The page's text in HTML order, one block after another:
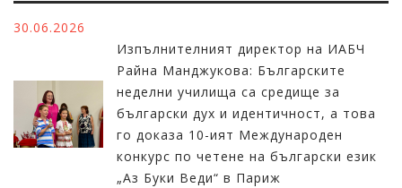
30.06.2026
Изпълнителният директор на ИАБЧ
Райна Манджукова: Българските
неделни училища са средище за
български дух и идентичност, а това
го доказа 10-ият Международен
конкурс по четене на български език
„Аз Буки Веди“ в Париж